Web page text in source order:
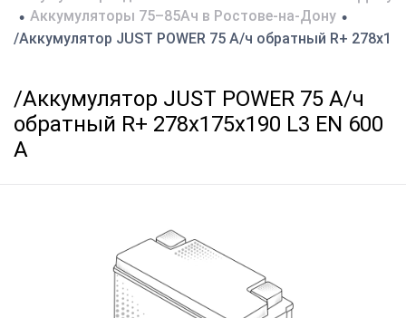
• Аккумуляторы 75–85Ач в Ростове-на-Дону •
/Аккумулятор JUST POWER 75 А/ч обратный R+
/Аккумулятор JUST POWER 75 А/ч
обратный R+ 278x175x190 L3 EN 600
А